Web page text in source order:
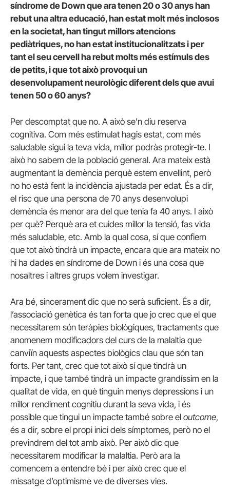
síndrome de Down que ara tenen 20 o 30 anys han
rebut una altra educació, han estat molt més inclosos
en la societat, han tingut millors atencions
pediàtriques, no han estat institucionalitzats i per
tant el seu cervell ha rebut molts més estímuls des
de petits, i que tot això provoqui un
desenvolupament neurològic diferent dels que avui
tenen 50 o 60 anys?
Per descomptat que no. A això se’n diu reserva
cognitiva. Com més estimulat hagis estat, com més
saludable sigui la teva vida, millor podràs protegir-te. I
això ho sabem de la població general. Ara mateix està
augmentant la demència perquè estem envellint, però
no ho està fent la incidència ajustada per edat. És a dir,
el risc que una persona de 70 anys desenvolupi
demència és menor ara del que tenia fa 40 anys. I això
per què? Perquè ara et cuides millor la tensió, fas vida
més saludable, etc. Amb la qual cosa, sí que confiem
que tot això tindrà un impacte, encara que ara mateix no
hi ha dades en síndrome de Down i és una cosa que
nosaltres i altres grups volem investigar.
Ara bé, sincerament dic que no serà suficient. És a dir,
l’associació genètica és tan forta que jo crec que el que
necessitarem són teràpies biològiques, tractaments que
anomenem modificadors del curs de la malaltia que
canviïn aquests aspectes biològics clau que són tan
forts. Per tant, crec que tot això sí que tindrà un
impacte, i que també tindrà un impacte grandíssim en la
qualitat de vida, en què tinguin menys depressions i un
millor rendiment cognitiu durant la seva vida, i és
possible que tingui un impacte també sobre el outcome,
és a dir, sobre el propi inici dels símptomes, però no el
previndrem del tot amb això. Per això dic que
necessitarem modificar la malaltia. Però ara la
comencem a entendre bé i per això crec que el
missatge d’optimisme ve de diverses vies.